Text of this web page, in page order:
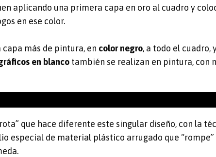
aplicando una primera capa en oro al cuadro y
en ese color.
más de pintura, en color negro, a todo el cuadro,
en blanco también se realizan en pintura, con
que hace diferente este singular diseño, con la
especial de material plástico arrugado que